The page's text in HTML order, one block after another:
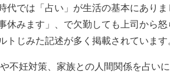
では「占い」が生活の基本にありま
休みます」、で欠勤しても上司から
じみた記述が多く掲載されています
不妊対策、家族との人間関係を占い